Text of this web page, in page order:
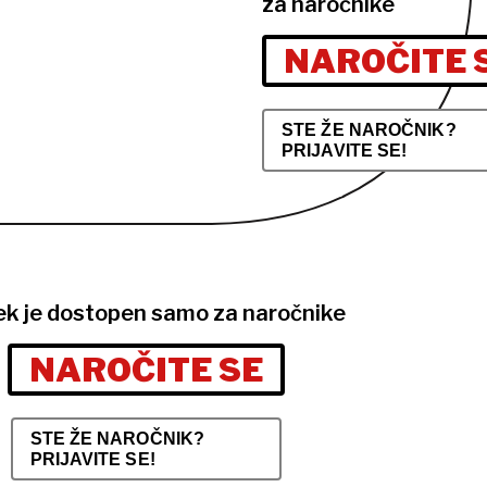
NAROČITE
STE ŽE NAROČNIK?
PRIJAVITE SE!
je dostopen samo za naročnike
NAROČITE SE
STE ŽE NAROČNIK?
PRIJAVITE SE!